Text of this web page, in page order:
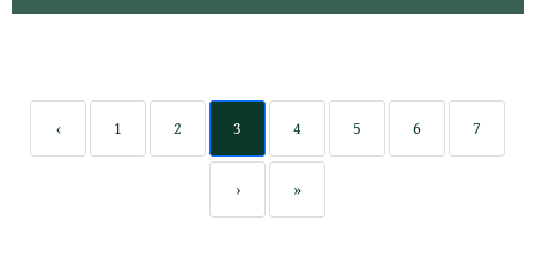
‹ 1 2 3 4 5 6 7
› »